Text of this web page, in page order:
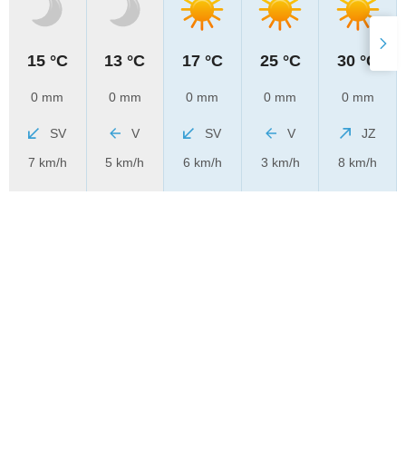
15 °C
0 mm
SV
7 km/h
13 °C
0 mm
V
5 km/h
17 °C
0 mm
SV
6 km/h
25 °C
0 mm
V
3 km/h
30 °C
0 mm
JZ
8 km/h